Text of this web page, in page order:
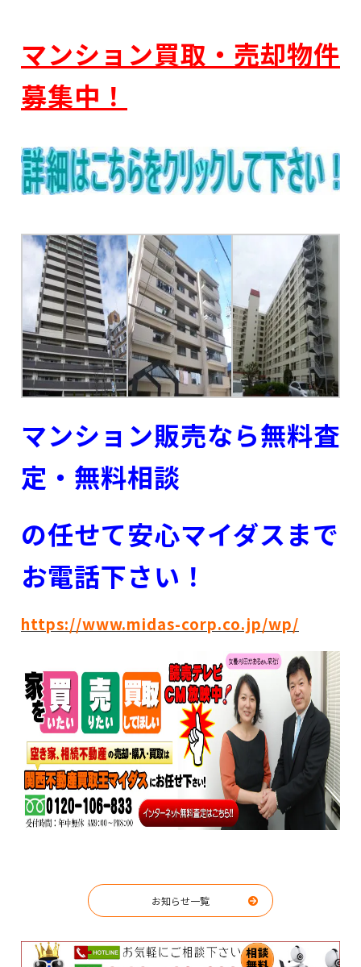
マンション買取・売却物件
募集中！
マンション販売なら無料査
定・無料相談
の任せて安心マイダスまで
お電話下さい！
https://www.midas-corp.co.jp/wp/
お知らせ一覧